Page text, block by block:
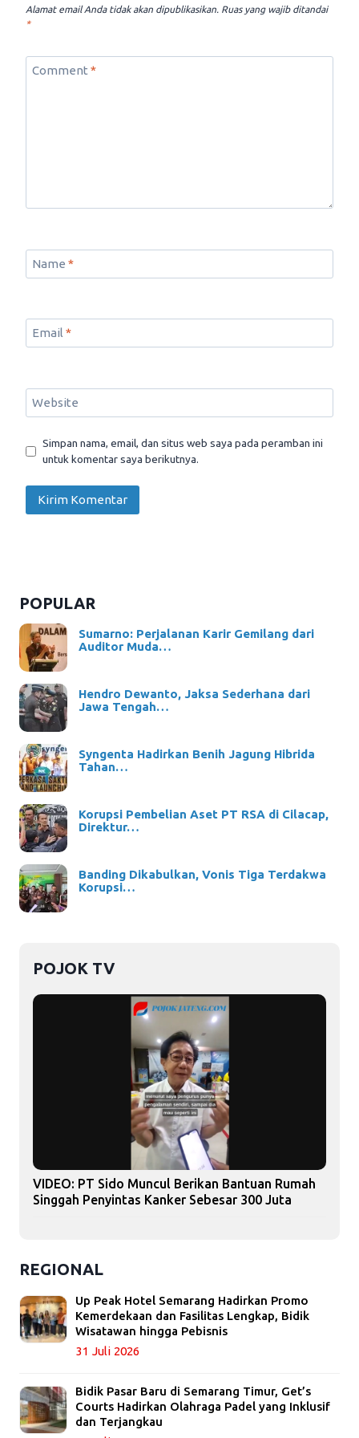
Alamat email Anda tidak akan dipublikasikan. Ruas yang wajib ditandai
*
Comment *
Name *
Email *
Website
Simpan nama, email, dan situs web saya pada peramban ini
untuk komentar saya berikutnya.
POPULAR
Sumarno: Perjalanan Karir Gemilang dari
Auditor Muda…
Hendro Dewanto, Jaksa Sederhana dari
Jawa Tengah…
Syngenta Hadirkan Benih Jagung Hibrida
Tahan…
Korupsi Pembelian Aset PT RSA di Cilacap,
Direktur…
Banding Dikabulkan, Vonis Tiga Terdakwa
Korupsi…
POJOK TV
VIDEO: PT Sido Muncul Berikan Bantuan Rumah
Singgah Penyintas Kanker Sebesar 300 Juta
REGIONAL
Up Peak Hotel Semarang Hadirkan Promo
Kemerdekaan dan Fasilitas Lengkap, Bidik
Wisatawan hingga Pebisnis
31 Juli 2026
Bidik Pasar Baru di Semarang Timur, Get’s
Courts Hadirkan Olahraga Padel yang Inklusif
dan Terjangkau